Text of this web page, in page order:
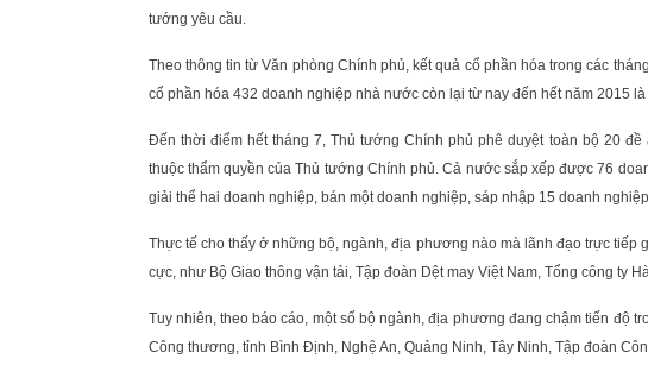
tướng yêu cầu.
Theo thông tin từ Văn phòng Chính phủ, kết quả cổ phần hóa trong các
cổ phần hóa 432 doanh nghiệp nhà nước còn lại từ nay đến hết năm 2015
Đến thời điểm hết tháng 7, Thủ tướng Chính phủ phê duyệt toàn bộ 20
thuộc thẩm quyền của Thủ tướng Chính phủ. Cả nước sắp xếp được 76
giải thể hai doanh nghiệp, bán một doanh nghiệp, sáp nhập 15 doanh
Thực tế cho thấy ở những bộ, ngành, địa phương nào mà lãnh đạo trực tiếp
cực, như Bộ Giao thông vận tải, Tập đoàn Dệt may Việt Nam, Tổng công ty
Tuy nhiên, theo báo cáo, một số bộ ngành, địa phương đang chậm tiến độ
Công thương, tỉnh Bình Định, Nghệ An, Quảng Ninh, Tây Ninh, Tập đoàn